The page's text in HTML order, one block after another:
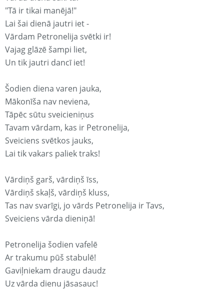
"Tā ir tikai manējā!"
Lai šai dienā jautri iet -
Vārdam Petronelija svētki ir!
Vajag glāzē šampi liet,
Un tik jautri dancī iet!
Šodien diena varen jauka,
Mākonīša nav neviena,
Tāpēc sūtu sveicieniņus
Tavam vārdam, kas ir Petronelija,
Sveiciens svētkos jauks,
Lai tik vakars paliek traks!
Vārdiņš garš, vārdiņš īss,
Vārdiņš skaļš, vārdiņš kluss,
Tas nav svarīgi, jo vārds Petronelija ir Tavs,
Sveiciens vārda dieniņā!
Petronelija šodien vafelē
Ar trakumu pūš stabulē!
Gaviļniekam draugu daudz
Uz vārda dienu jāsasauc!